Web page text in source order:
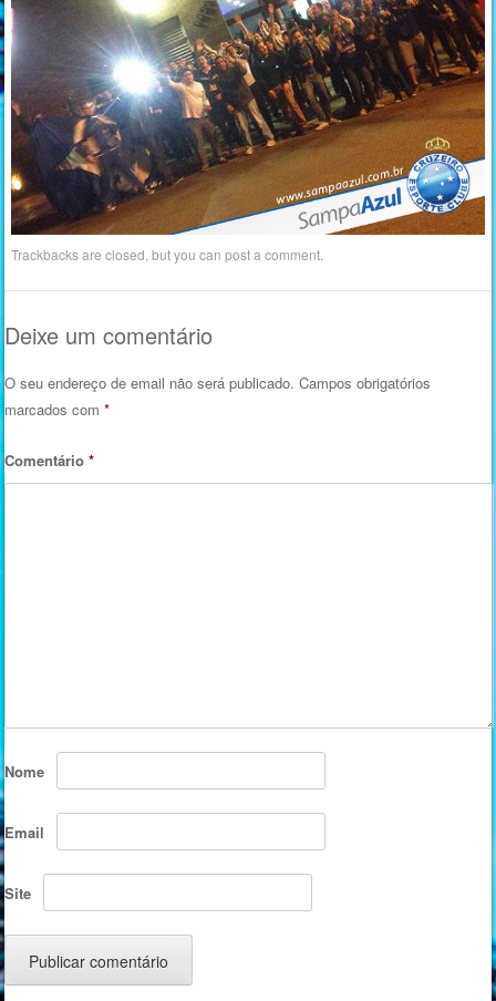
Trackbacks are closed, but you canpost a comment
Deixe um comentário
O seu endereço de email não será publicado. Campos obrigatórios
marcados com*
Comentário*
Nome
Email
Site